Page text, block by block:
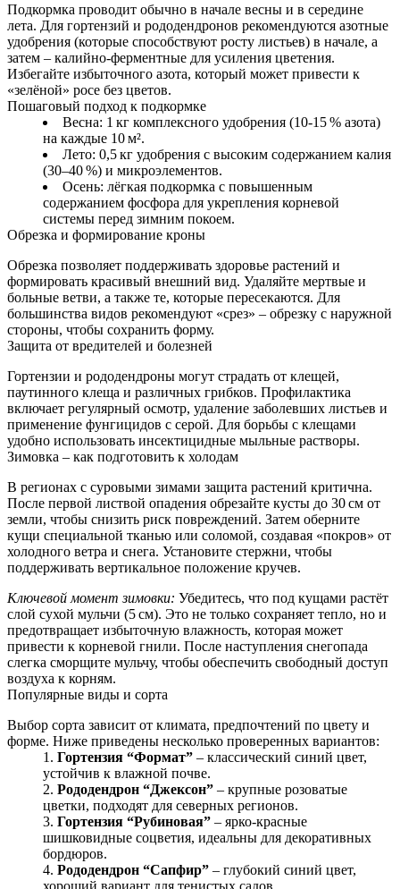
Подкормка проводит обычно в начале весны и в середине
лета. Для гортензий и рододендронов рекомендуются азотные
удобрения (которые способствуют росту листьев) в начале, а
затем – калийно-ферментные для усиления цветения.
Избегайте избыточного азота, который может привести к
«зелёной» росе без цветов.
Пошаговый подход к подкормке
Весна: 1 кг комплексного удобрения (10-15 % азота)
на каждые 10 м².
Лето: 0,5 кг удобрения с высоким содержанием калия
(30–40 %) и микроэлементов.
Осень: лёгкая подкормка с повышенным
содержанием фосфора для укрепления корневой
системы перед зимним покоем.
Обрезка и формирование кроны
Обрезка позволяет поддерживать здоровье растений и
формировать красивый внешний вид. Удаляйте мертвые и
больные ветви, а также те, которые пересекаются. Для
большинства видов рекомендуют «срез» – обрезку с наружной
стороны, чтобы сохранить форму.
Защита от вредителей и болезней
Гортензии и рододендроны могут страдать от клещей,
паутинного клеща и различных грибков. Профилактика
включает регулярный осмотр, удаление заболевших листьев и
применение фунгицидов с серой. Для борьбы с клещами
удобно использовать инсектицидные мыльные растворы.
Зимовка – как подготовить к холодам
В регионах с суровыми зимами защита растений критична.
После первой листвой опадения обрезайте кусты до 30 см от
земли, чтобы снизить риск повреждений. Затем оберните
кущи специальной тканью или соломой, создавая «покров» от
холодного ветра и снега. Установите стержни, чтобы
поддерживать вертикальное положение кручев.
Ключевой момент зимовки: Убедитесь, что под кущами растёт
слой сухой мульчи (5 см). Это не только сохраняет тепло, но и
предотвращает избыточную влажность, которая может
привести к корневой гнили. После наступления снегопада
слегка сморщите мульчу, чтобы обеспечить свободный доступ
воздуха к корням.
Популярные виды и сорта
Выбор сорта зависит от климата, предпочтений по цвету и
форме. Ниже приведены несколько проверенных вариантов:
Гортензия “Формат” – классический синий цвет,
устойчив к влажной почве.
Рододендрон “Джексон” – крупные розоватые
цветки, подходят для северных регионов.
Гортензия “Рубиновая” – ярко‑красные
шишковидные соцветия, идеальны для декоративных
бордюров.
Рододендрон “Сапфир” – глубокий синий цвет,
хороший вариант для тенистых садов.